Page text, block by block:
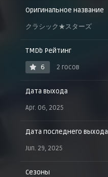
Оригинальное название
クラシック★スターズ
TMDb Рейтинг
6
2 госов
Дата выхода
Apr. 06, 2025
Дата последнего выхода
Jun. 29, 2025
Сезоны